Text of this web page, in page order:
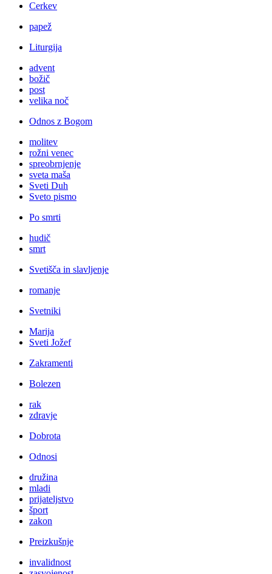
Cerkev
papež
Liturgija
advent
božič
post
velika noč
Odnos z Bogom
molitev
rožni venec
spreobrnjenje
sveta maša
Sveti Duh
Sveto pismo
Po smrti
hudič
smrt
Svetišča in slavljenje
romanje
Svetniki
Marija
Sveti Jožef
Zakramenti
Bolezen
rak
zdravje
Dobrota
Odnosi
družina
mladi
prijateljstvo
šport
zakon
Preizkušnje
invalidnost